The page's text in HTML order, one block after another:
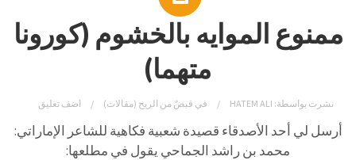
ممنوع الموايه بالخشوم (كورونا
متهما)
نشرت بواسطة: HATEM ALI في قبضٌ من الريح (مقالات) اضف تعليق
أرسل لي أحد الأصدقاء قصيدة شعبية فكاهية للشاعر الإماراتي:
محمد بنراشد الجماحي يقول في مطلعها: